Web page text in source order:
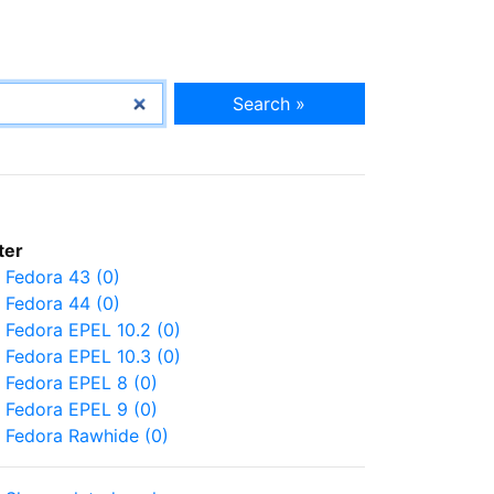
Search »
Fedora 43 (0)
Fedora 44 (0)
Fedora EPEL 10.2 (0)
Fedora EPEL 10.3 (0)
Fedora EPEL 8 (0)
Fedora EPEL 9 (0)
Fedora Rawhide (0)